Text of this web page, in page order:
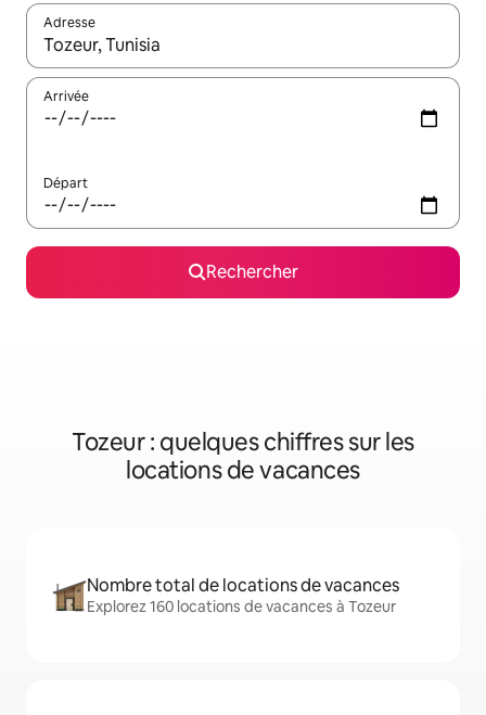
Adresse
Lorsque les résultats s'affichent, utilisez les flèches vers le
Arrivée
Départ
Rechercher
Tozeur : quelques chiffres sur les
locations de vacances
Nombre total de locations de vacances
Explorez 160 locations de vacances à Tozeur